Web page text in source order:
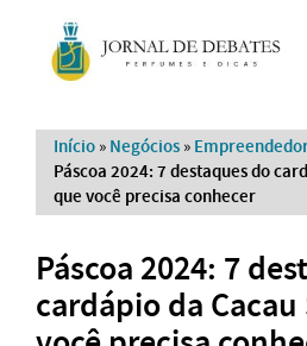
Início » Negócios »
Páscoa 2024: 7 destaques do
que você precisa conhecer
Páscoa 2024: 7
cardápio da